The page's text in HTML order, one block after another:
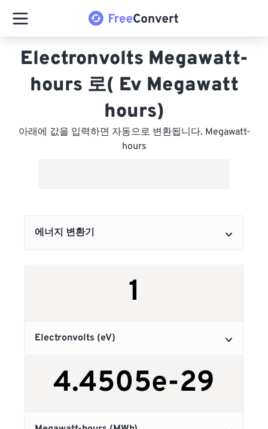
Electronvolts Megawatt-
hours 로( Ev Megawatt
hours)
아래에 값을 입력하면 자동으로 변환됩니다. Megawatt-
hours